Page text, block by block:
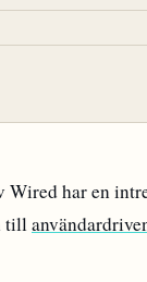
Wired har en
till